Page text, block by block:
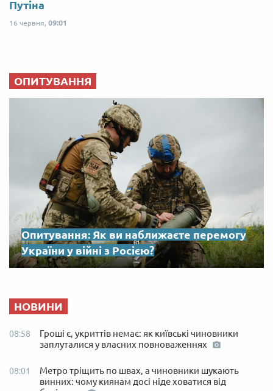
Путіна
16 червня, 09:01
ОПИТУВАННЯ
Опитування: Як ви наближаєте перемогу
України у війні з Росією?
НОВИНИ
08:58
Гроші є, укриттів немає: як київські чиновники
заплуталися у власних повноваженнях
08:01
Метро тріщить по швах, а чиновники шукають
винних: чому киянам досі ніде ховатися від